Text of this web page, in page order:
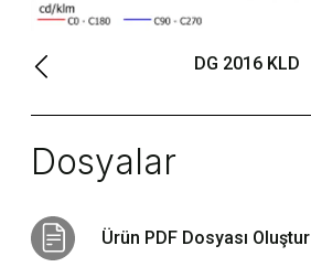
DG 2016 KLD
Dosyalar
Ürün PDF Dosyası Oluştur